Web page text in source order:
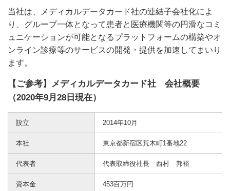
当社は、メディカルデータカード社の連結子会社化によ
り、グループ一体となって患者と医療機関等の円滑なコミ
ュニケーションが可能となるプラットフォームの構築やオ
ンライン診療等のサービスの開発・提供を加速してまいり
ます。
【ご参考】メディカルデータカード社 会社概要
（2020年9月28日現在）
設立 2014年10月
本社 東京都新宿区荒木町1番地22
代表者 代表取締役社長 西村 邦裕
資本金 453百万円